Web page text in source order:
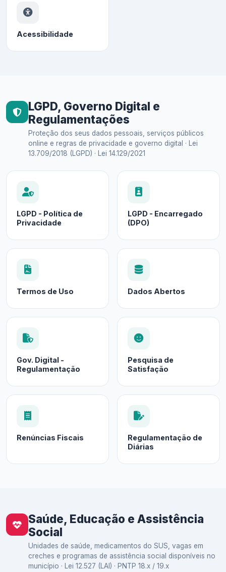
Acessibilidade
LGPD, Governo Digital e
Regulamentações
Proteção dos seus dados pessoais, serviços públicos
online e regras de privacidade e governo digital · Lei
13.709/2018 (LGPD) · Lei 14.129/2021
LGPD - Política de
Privacidade
LGPD - Encarregado
(DPO)
Termos de Uso Dados Abertos
Gov. Digital -
Regulamentação
Pesquisa de
Satisfação
Renúncias Fiscais
Regulamentação de
Diárias
Saúde, Educação e Assistência
Social
Unidades de saúde, medicamentos do SUS, vagas em
creches e programas de assistência social disponíveis no
município · Lei 12.527 (LAI) · PNTP 18.x / 19.x